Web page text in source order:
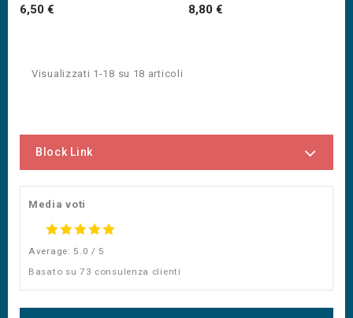
Prezzo
6,50 € Prezzo
8,80 €
Visualizzati 1-18 su 18 articoli
Block Link
Media voti
Average: 5.0 / 5
Basato su 73 consulenza clienti